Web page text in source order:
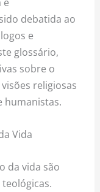
debatida ao
e
glossário,
sobre o
religiosas
humanistas.
Vida
da vida são